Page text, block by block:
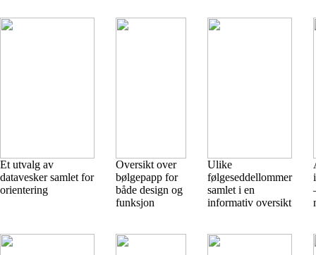
Et utvalg av
datavesker samlet for
orientering
Oversikt over
bølgepapp for
både design og
funksjon
Ulike
følgeseddellommer
samlet i en
informativ oversikt